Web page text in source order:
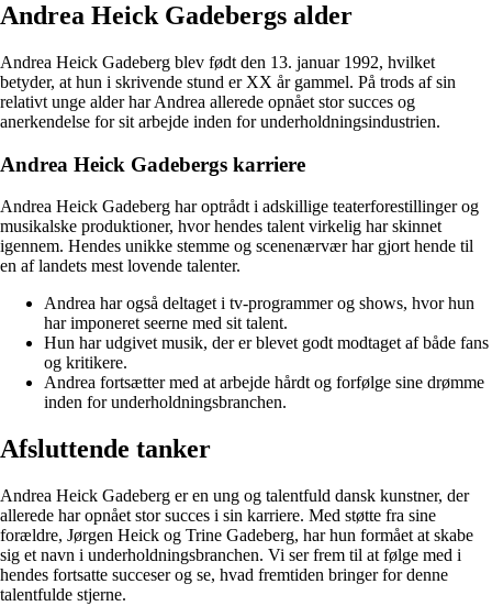
Andrea Heick Gadebergs alder
Andrea Heick Gadeberg blev født den 13. januar 1992, hvilket
betyder, at hun i skrivende stund er XX år gammel. På trods af sin
relativt unge alder har Andrea allerede opnået stor succes og
anerkendelse for sit arbejde inden for underholdningsindustrien.
Andrea Heick Gadebergs karriere
Andrea Heick Gadeberg har optrådt i adskillige teaterforestillinger og
musikalske produktioner, hvor hendes talent virkelig har skinnet
igennem. Hendes unikke stemme og scenenærvær har gjort hende til
en af landets mest lovende talenter.
Andrea har også deltaget i tv-programmer og shows, hvor hun
har imponeret seerne med sit talent.
Hun har udgivet musik, der er blevet godt modtaget af både fans
og kritikere.
Andrea fortsætter med at arbejde hårdt og forfølge sine drømme
inden for underholdningsbranchen.
Afsluttende tanker
Andrea Heick Gadeberg er en ung og talentfuld dansk kunstner, der
allerede har opnået stor succes i sin karriere. Med støtte fra sine
forældre, Jørgen Heick og Trine Gadeberg, har hun formået at skabe
sig et navn i underholdningsbranchen. Vi ser frem til at følge med i
hendes fortsatte succeser og se, hvad fremtiden bringer for denne
talentfulde stjerne.